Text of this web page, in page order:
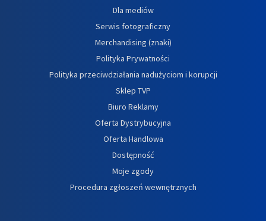
Dla mediów
Serwis fotograficzny
Merchandising (znaki)
Polityka Prywatności
Polityka przeciwdziałania nadużyciom i korupcji
Sklep TVP
Biuro Reklamy
Oferta Dystrybucyjna
Oferta Handlowa
Dostępność
Moje zgody
Procedura zgłoszeń wewnętrznych